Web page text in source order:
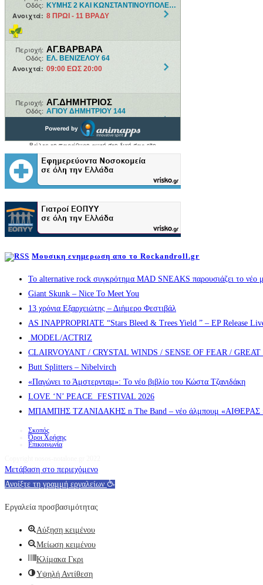
Μουσικη ενημερωση απο το Rockandroll.gr
Το alternative rock συγκρότημα MAD SNEAKS παρουσιάζει το νέο
Giant Skunk – Nice To Meet You
13 χρόνια Εξαρχειώτης – Διήμερο Φεστιβάλ
AS INAPPROPRIATE “Stars Bleed & Trees Yield ” – EP Release
MODEL/ACTRIZ
CLAIRVOYANT / CRYSTAL WINDS / SENSE OF FEAR /
Butt Splitters – Nibelvirch
«Παγώνει το Άμστερνταμ»: Το νέο βιβλίο του Κώστα Τζανιδάκη
LOVE ‘N’ PEACE FESTIVAL 2026
ΜΠΑΜΠΗΣ ΤΖΑΝΙΔΑΚΗΣ n The Band – νέο άλμπουμ «ΑΙΘΕΡΑΣ »
Σκοπός
Όροι Χρήσης
Επικοινωνία
Μετάβαση στο περιεχόμενο
Ανοίξτε τη γραμμή εργαλείων
Εργαλεία προσβασιμότητας
Αύξηση κειμένου
Μείωση κειμένου
Κλίμακα Γκρι
Υψηλή Αντίθεση